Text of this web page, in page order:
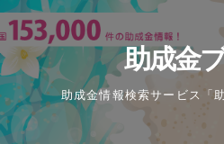
Skip
to
content
助成金
助成金情報検索サービス「